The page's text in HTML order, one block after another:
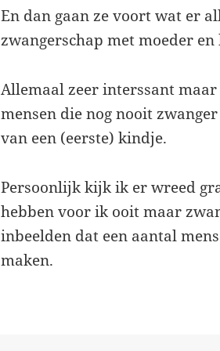
En dan gaan ze voort wat er
zwangerschap met moeder en
Allemaal zeer interssant
mensen die nog nooit
van een (eerste) kindje.
Persoonlijk kijk ik er wreed
hebben voor ik ooit maar
inbeelden dat een aantal
maken.